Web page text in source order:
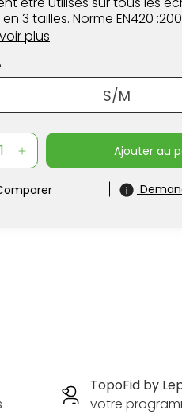
en 3 tailles. Norme EN420
plus
S/M
ajouter au
TopoFid by
votre